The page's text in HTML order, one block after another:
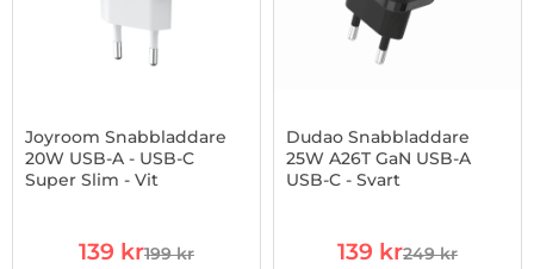
Joyroom Snabbladdare
20W USB-A - USB-C
Super Slim - Vit
rea pris
139 krtidigare pris
199 kr
Dudao Snabbladdare
25W A26T GaN USB-A
USB-C - Svart
rea pris
139 krtidigare pris
249 kr